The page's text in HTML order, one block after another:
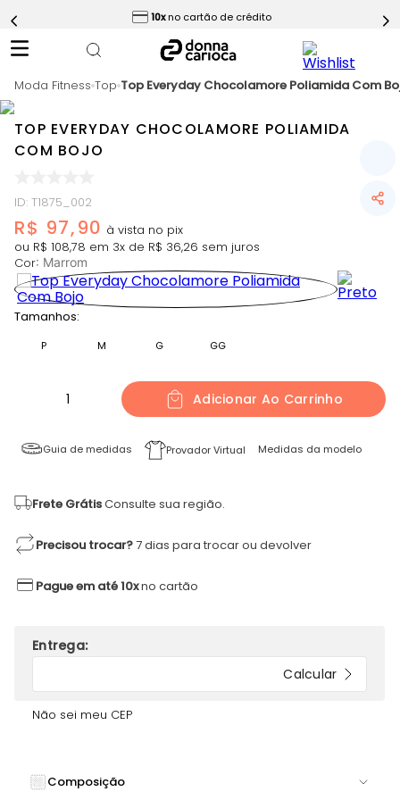
10x no cartão de crédito
Moda Fitness Top Top Everyday Chocolamore Poliamida Com
TOP EVERYDAY CHOCOLAMORE POLIAMIDA
COM BOJO
ID: T1875_002
R$ 97,90
ou R$ 108,78 em 3x de R$ 36,26 sem juros
Cor: Marrom
Tamanhos:
P M G GG
1 Adicionar Ao Carrinho
Guia de medidas Provador Virtual Medidas da modelo
Frete GrátisConsulte sua região.
Precisou trocar?7 dias para trocar ou devolver
Pague em até 10xno cartão
Não sei meu CEP
Composição
Epic Vermelho
7º Conjunto
9 º Ultimate Rosa